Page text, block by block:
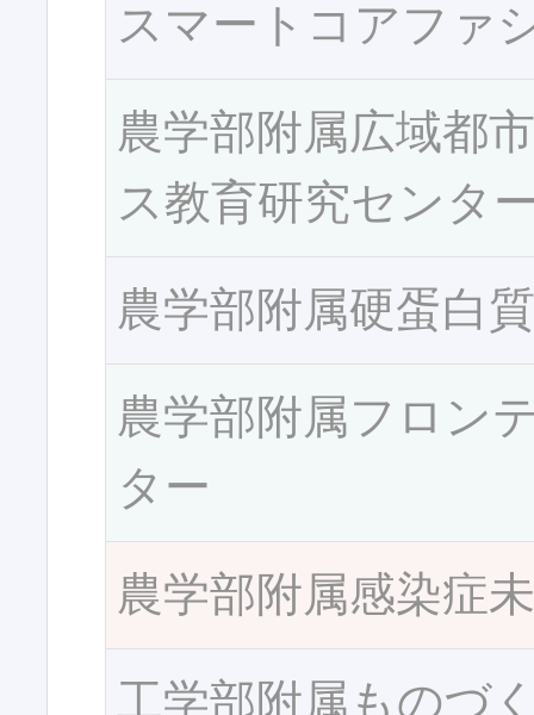
スマートコアファ
農学部附属広域都
ス教育研究センタ
農学部附属硬蛋白
農学部附属フロン
ター
農学部附属感染症
工学部附属ものづ